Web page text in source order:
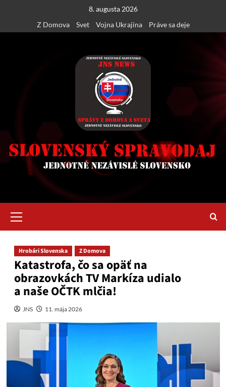
content
8. augusta 2026
Z Domova
Svet Vojna Ukrajina Práve sa deje
Menu
Hrobári Slovenska Z Domova
Katastrofa, čo sa opäť na
obrazovkách TV Markíza udialo
a naše OČTK mlčia!
JNS 11. mája 2026